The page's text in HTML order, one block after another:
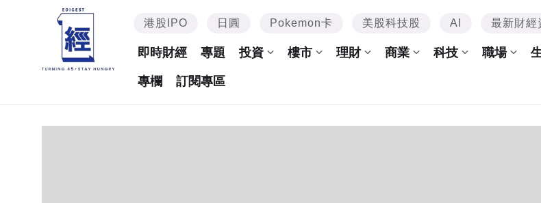
港股IPO 日圓 Pokemon卡 美股科技股 AI 最新財經
即時財經 專題 投資 樓市 理財 商業 科技 職場
專欄 訂閱專區